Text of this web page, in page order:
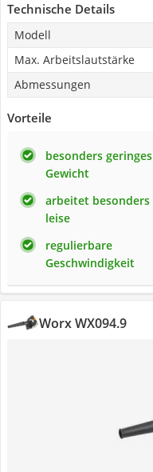
Technische Details
Modell
Max. Arbeitslautstärke
Abmessungen
Vorteile
besonders geringes
Gewicht
arbeitet besonders
leise
regulierbare
Geschwindigkeit
Worx WX094.9